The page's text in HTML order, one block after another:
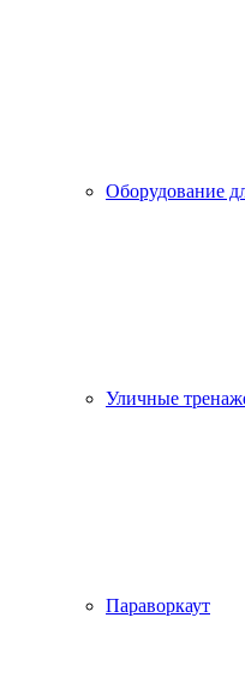
Оборудование
Уличные
Параворкаут